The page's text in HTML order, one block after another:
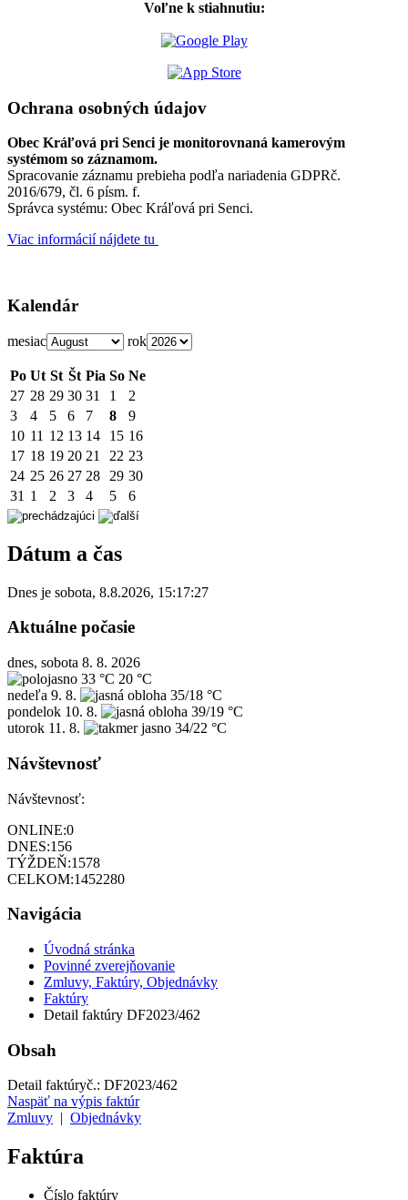
Voľne k stiahnutiu:
Ochrana osobných údajov
Obec Kráľová pri Senci je monitorovnaná kamerovým
systémom so záznamom.
Spracovanie záznamu prebieha podľa nariadenia GDPRč.
2016/679, čl. 6 písm. f.
Správca systému: Obec Kráľová pri Senci.
Viac informácií nájdete tu
Kalendár
mesiac rok
Po Ut St Št Pia So Ne
27 28 29 30 31 1
2
3
4 5 6 7 8
9
10 11 12 13 14 15 16
17 18 19 20 21 22 23
24 25 26 27 28 29 30
31 1 2 3 4 5 6
Dátum a čas
Dnes je sobota, 8.8.2026, 15:17:27
Aktuálne počasie
dnes, sobota 8. 8. 2026
33 °C 20 °C
nedeľa 9. 8.
35/18 °C
pondelok 10. 8.
39/19 °C
utorok 11. 8. 34/22 °C
Návštevnosť
Návštevnosť:
ONLINE:0
DNES:156
TÝŽDEŇ:1578
CELKOM:1452280
Navigácia
Úvodná stránka
Povinné zverejňovanie
Zmluvy, Faktúry, Objednávky
Faktúry
Detail faktúry DF2023/462
Obsah
Detail faktúryč.: DF2023/462
Naspäť na výpis faktúr
Zmluvy
Objednávky
Faktúra
Číslo faktúry